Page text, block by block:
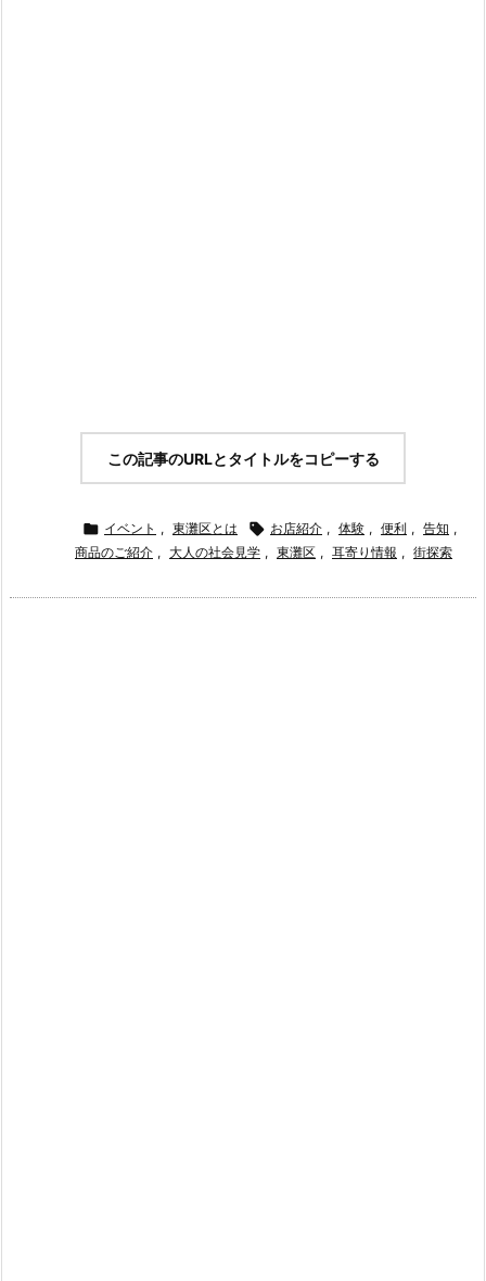
この記事のURLとタイトルをコピーする
 イベント , 東灘区とは  お店紹介 , 体験 , 便利 , 告知 ,
商品のご紹介 , 大人の社会見学 , 東灘区 , 耳寄り情報 , 街探索